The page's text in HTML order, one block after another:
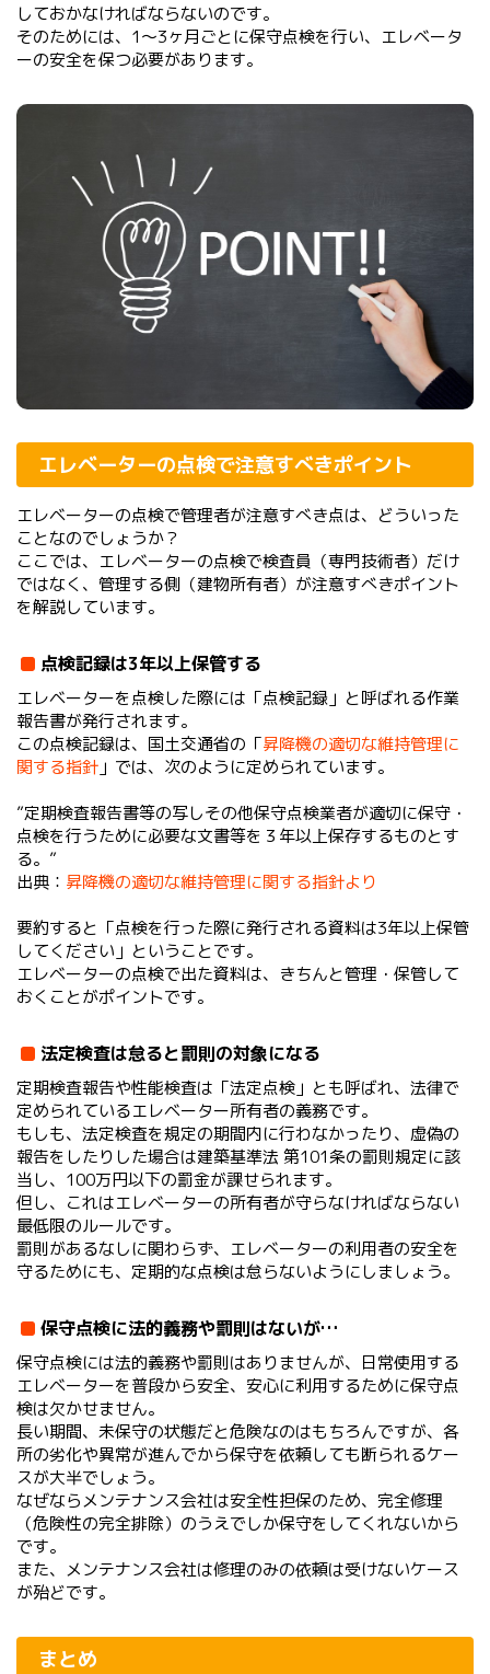
しておかなければならないのです。
そのためには、1〜3ヶ月ごとに保守点検を行い、エレベータ
ーの安全を保つ必要があります。
エレベーターの点検で注意すべきポイント
エレベーターの点検で管理者が注意すべき点は、どういった
ことなのでしょうか？
ここでは、エレベーターの点検で検査員（専門技術者）だけ
ではなく、管理する側（建物所有者）が注意すべきポイント
を解説しています。
点検記録は3年以上保管する
エレベーターを点検した際には「点検記録」と呼ばれる作業
報告書が発行されます。
この点検記録は、国土交通省の「昇降機の適切な維持管理に
関する指針 」では、次のように定められています。​​
”定期検査報告書等の写しその他保守点検業者が適切に保守・
点検を行うために必要な文書等を３年以上保存するものとす
る。”
出典： 昇降機の適切な維持管理に関する指針より
要約すると「点検を行った際に発行される資料は3年以上保管
してください」ということです。
エレベーターの点検で出た資料は、きちんと管理・保管して
おくことがポイントです。
法定検査は怠ると罰則の対象になる
定期検査報告や性能検査は「法定点検」とも呼ばれ、法律で
定められているエレベーター所有者の義務です。
もしも、法定検査を規定の期間内に行わなかったり、虚偽の
報告をしたりした場合は​​建築基準法 第101条の罰則規定に該
当し、100万円以下の罰金が課せられます。
但し、これはエレベーターの所有者が守らなければならない
最低限のルールです。
罰則があるなしに関わらず、エレベーターの利用者の安全を
守るためにも、定期的な点検は怠らないようにしましょう。
保守点検に法的義務や罰則はないが…
保守点検には法的義務や罰則はありませんが、日常使用する
エレベーターを普段から安全、安心に利用するために保守点
検は欠かせません。
長い期間、未保守の状態だと危険なのはもちろんですが、各
所の劣化や異常が進んでから保守を依頼しても断られるケー
スが大半でしょう。
なぜならメンテナンス会社は安全性担保のため、完全修理
（危険性の完全排除）のうえでしか保守をしてくれないから
です。
また、メンテナンス会社は修理のみの依頼は受けないケース
が殆どです。
まとめ